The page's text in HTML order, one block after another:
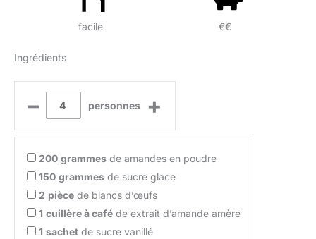
facile €€
Ingrédients
– personnes +
200 grammes de amandes en poudre
150 grammes de sucre glace
2 pièce de blancs d’œufs
1 cuillère à café de extrait d’amande amère
1 sachet de sucre vanillé